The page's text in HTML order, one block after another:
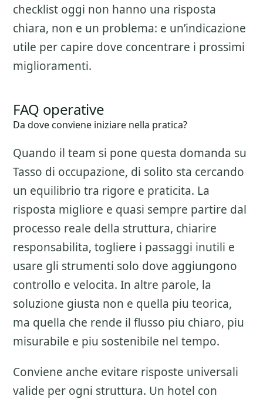
checklist oggi non hanno una risposta
chiara, non e un problema: e un’indicazione
utile per capire dove concentrare i prossimi
miglioramenti.
FAQ operative
Da dove conviene iniziare nella pratica?
Quando il team si pone questa domanda su
Tasso di occupazione, di solito sta cercando
un equilibrio tra rigore e praticita. La
risposta migliore e quasi sempre partire dal
processo reale della struttura, chiarire
responsabilita, togliere i passaggi inutili e
usare gli strumenti solo dove aggiungono
controllo e velocita. In altre parole, la
soluzione giusta non e quella piu teorica,
ma quella che rende il flusso piu chiaro, piu
misurabile e piu sostenibile nel tempo.
Conviene anche evitare risposte universali
valide per ogni struttura. Un hotel con